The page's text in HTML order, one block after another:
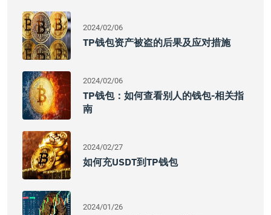
2024/02/06
TP钱包资产被盗的后果及应对措施
2024/02/06
TP钱包：如何查看别人的钱包-相关指
南
2024/02/27
如何充USDT到TP钱包
2024/01/26